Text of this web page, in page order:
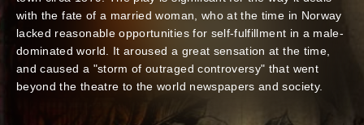
with the fate of a married woman, who at the time in Norway
lacked reasonable opportunities for self-fulfillment in a male-
dominated world. It aroused a great sensation at the time,
and caused a "storm of outraged controversy" that went
beyond the theatre to the world newspapers and society.